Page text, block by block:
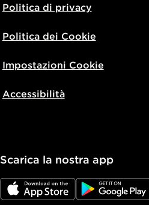
Politica di privacy
Politica dei Cookie
Impostazioni Cookie
Accessibilità
Scarica la nostra app
JD App Store JD Google Play